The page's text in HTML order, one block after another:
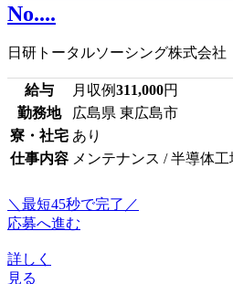
No....
日研トータルソーシング株式会社
給与 月収例311,000円
勤務地
広島県 東広島市
寮・社宅 あり
仕事内容 メンテナンス / 半導体工
＼最短45秒で完了／
応募へ進む
詳しく
見る